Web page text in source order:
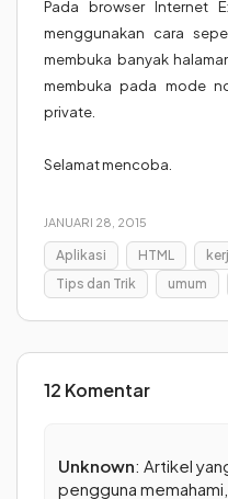
Pada browser Internet
menggunakan cara
membuka banyak
membuka pada mode
private.
Selamat mencoba.
JANUARI 28, 2015
Aplikasi HTML
Tips dan Trik
umum
12 Komentar
Unknown: Artikel
pengguna